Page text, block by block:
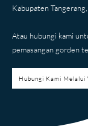
Kabupaten
Atau hubungi kami
pemasangan gorden
Hubungi Kami Melalui